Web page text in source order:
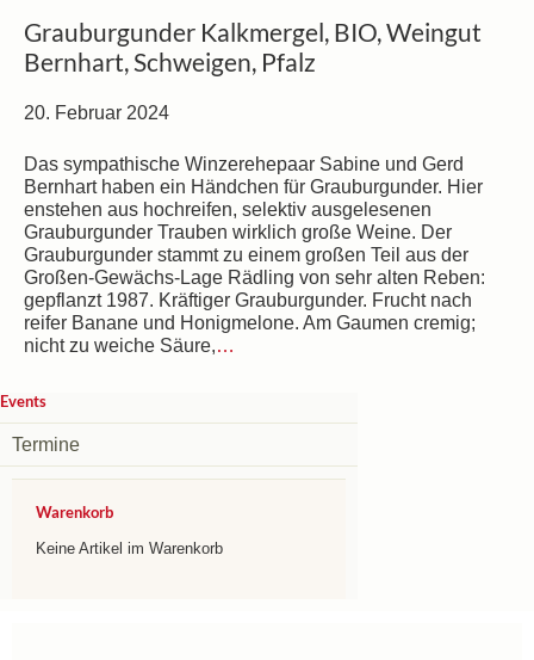
Grauburgunder Kalkmergel, BIO, Weingut
Bernhart, Schweigen, Pfalz
20. Februar 2024
Das sympathische Winzerehepaar Sabine und Gerd
Bernhart haben ein Händchen für Grauburgunder. Hier
enstehen aus hochreifen, selektiv ausgelesenen
Grauburgunder Trauben wirklich große Weine. Der
Grauburgunder stammt zu einem großen Teil aus der
Großen-Gewächs-Lage Rädling von sehr alten Reben:
gepflanzt 1987. Kräftiger Grauburgunder. Frucht nach
reifer Banane und Honigmelone. Am Gaumen cremig;
nicht zu weiche Säure,…
Events
Termine
Warenkorb
Keine Artikel im Warenkorb